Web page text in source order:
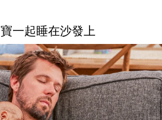
一起睡在沙發上